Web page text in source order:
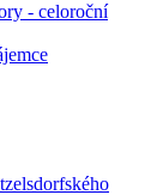
- celoroční